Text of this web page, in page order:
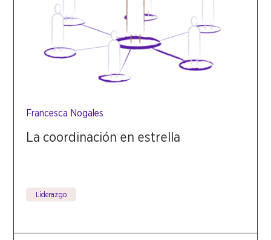
Francesca Nogales
La coordinación en estrella
Liderazgo